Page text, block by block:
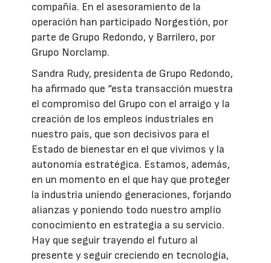
compañía. En el asesoramiento de la
operación han participado Norgestión, por
parte de Grupo Redondo, y Barrilero, por
Grupo Norclamp.
Sandra Rudy, presidenta de Grupo Redondo,
ha afirmado que “esta transacción muestra
el compromiso del Grupo con el arraigo y la
creación de los empleos industriales en
nuestro país, que son decisivos para el
Estado de bienestar en el que vivimos y la
autonomía estratégica. Estamos, además,
en un momento en el que hay que proteger
la industria uniendo generaciones, forjando
alianzas y poniendo todo nuestro amplio
conocimiento en estrategia a su servicio.
Hay que seguir trayendo el futuro al
presente y seguir creciendo en tecnología,